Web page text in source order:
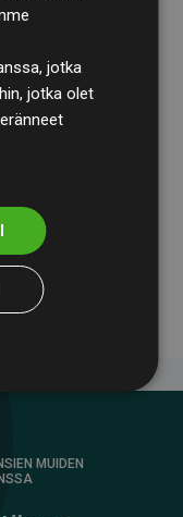
läpi
investoinnit
–
MUIDEN
jotka
jotka olet